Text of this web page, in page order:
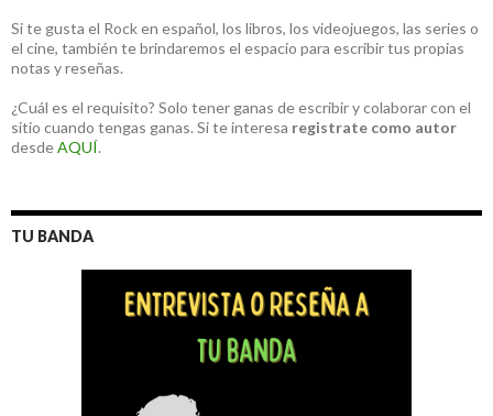
Si te gusta el Rock en español, los libros, los videojuegos, las series o
el cine, también te brindaremos el espacio para escribir tus propias
notas y reseñas.
¿Cuál es el requisito? Solo tener ganas de escribir y colaborar con el
sitio cuando tengas ganas. Si te interesa registrate como autor
desdeAQUÍ.
TU BANDA